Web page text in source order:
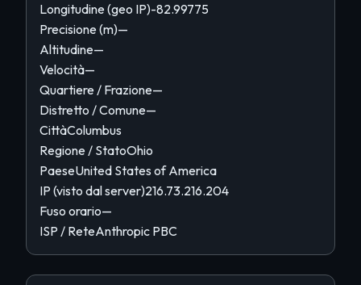
Longitudine (geo IP)-82.99775
Precisione (m)—
Altitudine—
Velocità—
Quartiere / Frazione—
Distretto / Comune—
CittàColumbus
Regione / StatoOhio
PaeseUnited States of America
IP (visto dal server)216.73.216.204
Fuso orario—
ISP / ReteAnthropic PBC